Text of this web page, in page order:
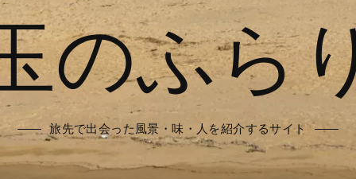
のふら
旅先で出会った風景・味・人を紹介するサイト